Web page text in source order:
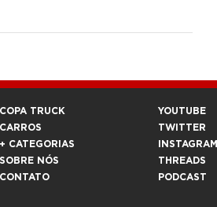
COPA TRUCK
CARROS
+ CATEGORIAS
SOBRE NÓS
CONTATO
YOUTUBE
TWITTER
INSTAGRAM
THREADS
PODCAST